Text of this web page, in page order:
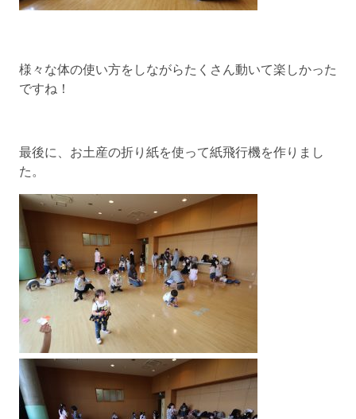
様々な体の使い方をしながらたくさん動いて楽しかった
ですね！
最後に、お土産の折り紙を使って紙飛行機を作りまし
た。